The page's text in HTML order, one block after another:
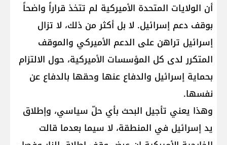
أن الولايات المتحدة الأميركية لم تتخذ قراراً واضحاً
بوقف دعم إسرائيل. لا بل أكثر من ذلك، لا تزال
إسرائيل تراهن على الدعم الأميركي والموقف
المتكرر لدى كل المؤسسات الأميركية، حول الالتزام
بحماية إسرائيل والدفاع عنها وحقها بالدفاع عن
نفسها.
وهذا يعني تأجيل البحث بأي حلّ سياسي، وإطلاق
يد إسرائيل في المنطقة، لا سيما بعدما قالت